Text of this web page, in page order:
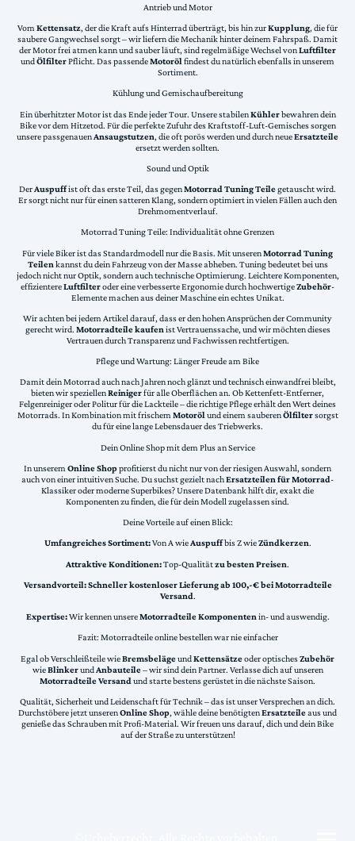
Antrieb und Motor
VomKettensatz, der die Kraft aufs Hinterrad überträgt, bis hin zurKupplung, die für
saubere Gangwechsel sorgt – wir liefern die Mechanik hinter deinem Fahrspaß. Damit
der Motor frei atmen kann und sauber läuft, sind regelmäßige Wechsel vonLuftfilter
undÖlfilterPflicht. Das passendeMotorölfindest du natürlich ebenfalls in unserem
Sortiment.
Kühlung und Gemischaufbereitung
Ein überhitzter Motor ist das Ende jeder Tour. Unsere stabilenKühlerbewahren dein
Bike vor dem Hitzetod. Für die perfekte Zufuhr des Kraftstoff-Luft-Gemisches sorgen
unsere passgenauenAnsaugstutzen, die oft porös werden und durch neueErsatzteile
ersetzt werden sollten.
Sound und Optik
DerAuspuffist oft das erste Teil, das gegenMotorrad Tuning Teilegetauscht wird.
Er sorgt nicht nur für einen satteren Klang, sondern optimiert in vielen Fällen auch den
Drehmomentverlauf.
Motorrad Tuning Teile: Individualität ohne Grenzen
Für viele Biker ist das Standardmodell nur die Basis. Mit unserenMotorrad Tuning
Teilen kannst du dein Fahrzeug von der Masse abheben. Tuning bedeutet bei uns
jedoch nicht nur Optik, sondern auch technische Optimierung. Leichtere Komponenten,
effizientereLuftfilteroder eine verbesserte Ergonomie durch hochwertigeZubehör-
Elemente machen aus deiner Maschine ein echtes Unikat.
Wir achten bei jedem Artikel darauf, dass er den hohen Ansprüchen der Community
gerecht wird. Motorradteile kaufen ist Vertrauenssache, und wir möchten dieses
Vertrauen durch Transparenz und Fachwissen rechtfertigen.
Pflege und Wartung: Länger Freude am Bike
Damit dein Motorrad auch nach Jahren noch glänzt und technisch einwandfrei bleibt,
bieten wir speziellenReinigerfür alle Oberflächen an. Ob Kettenfett-Entferner,
Felgenreiniger oder Politur für die Lackteile – die richtige Pflege erhält den Wert deines
Motorrads. In Kombination mit frischemMotorölund einem sauberenÖlfiltersorgst
du für eine lange Lebensdauer des Triebwerks.
Dein Online Shop mit dem Plus an Service
In unserem Online Shopprofitierst du nicht nur von der riesigen Auswahl, sondern
auch von einer intuitiven Suche. Du suchst gezielt nachErsatzteilen für Motorrad-
Klassiker oder moderne Superbikes? Unsere Datenbank hilft dir, exakt die
Komponenten zu finden, die für dein Modell zugelassen sind.
Deine Vorteile auf einen Blick:
Umfangreiches Sortiment:Von A wieAuspuffbis Z wieZündkerzen.
Attraktive Konditionen:Top-Qualitätzu besten Preisen.
Versandvorteil:Schneller kostenloser Lieferung ab 100,-€ bei Motorradteile
Versand.
Expertise:Wir kennen unsereMotorradteile Komponentenin- und auswendig.
Fazit: Motorradteile online bestellen war nie einfacher
Egal ob Verschleißteile wieBremsbelägeundKettensätzeoder optischesZubehör
wieBlinkerundAnbauteile– wir sind dein Partner. Verlasse dich auf unseren
Motorradteile Versand und starte bestens gerüstet in die nächste Saison.
Qualität, Sicherheit und Leidenschaft für Technik – das ist unser Versprechen an dich.
Durchstöbere jetzt unserenOnline Shop, wähle deine benötigtenErsatzteileaus und
genieße das Schrauben mit Profi-Material. Wir freuen uns darauf, dich und dein Bike
auf der Straße zu unterstützen!